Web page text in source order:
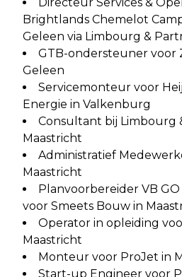
Brightlands Chemelot
Geleen via Limbourg &
GTB-ondersteuner voor
Geleen
Servicemonteur voor
Energie in Valkenburg
Consultant bij Limbourg
Maastricht
Administratief
Maastricht
Planvoorbereider VB
voor Smeets Bouw in
Operator in opleiding
Maastricht
Monteur voor ProJet in
Start-up Engineer voor